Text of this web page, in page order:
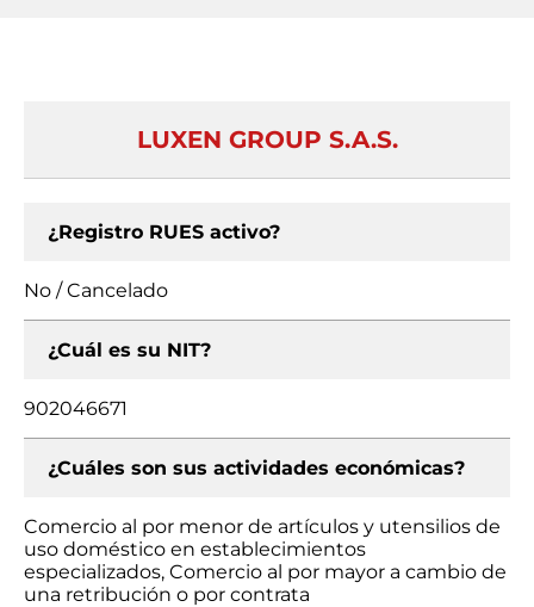
LUXEN GROUP S.A.S.
¿Registro RUES activo?
No / Cancelado
¿Cuál es su NIT?
902046671
¿Cuáles son sus actividades económicas?
Comercio al por menor de artículos y utensilios de
uso doméstico en establecimientos
especializados, Comercio al por mayor a cambio de
una retribución o por contrata